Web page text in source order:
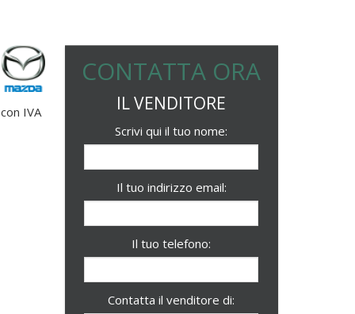
IVA
CONTATTA ORA
IL VENDITORE
Scrivi qui il tuo nome:
Il tuo indirizzo email:
Il tuo telefono:
Contatta il venditore di: